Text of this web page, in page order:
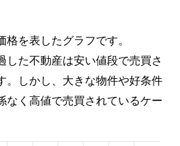
を表したグラフです。
した不動産は安い値段で売買さ
。しかし、大きな物件や好条件
なく高値で売買されているケー